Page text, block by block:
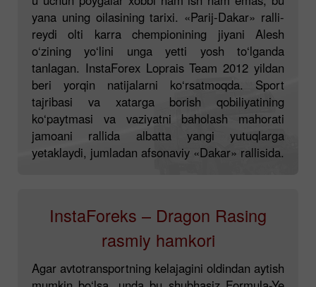
yana uning oilasining tarixi. «Parij-Dakar» ralli-
reydi olti karra chempionining jiyani Alesh
o‘zining yo‘lini unga yetti yosh to‘lganda
tanlagan. InstaForex Loprais Team 2012 yildan
beri yorqin natijalarni ko‘rsatmoqda. Sport
tajribasi va xatarga borish qobiliyatining
ko‘paytmasi va vaziyatni baholash mahorati
jamoani rallida albatta yangi yutuqlarga
yetaklaydi, jumladan afsonaviy «Dakar» rallisida.
InstaForeks – Dragon Rasing
rasmiy hamkori
Agar avtotransportning kelajagini oldindan aytish